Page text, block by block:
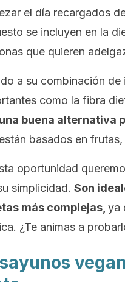
el día recargados
se incluyen en la
que quieren
a su combinación
como la fibra
buena alternativa
basados en
oportunidad
simplicidad. Son
más complejas, ya
¿Te animas a